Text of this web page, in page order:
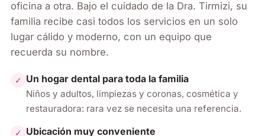
oficina a otra. Bajo el cuidado de la Dra. Tirmizi, su
familia recibe casi todos los servicios en un solo
lugar cálido y moderno, con un equipo que
recuerda su nombre.
✓ Un hogar dental para toda la familia
Niños y adultos, limpiezas y coronas, cosmética y
restauradora: rara vez se necesita una referencia.
✓ Ubicación muy conveniente